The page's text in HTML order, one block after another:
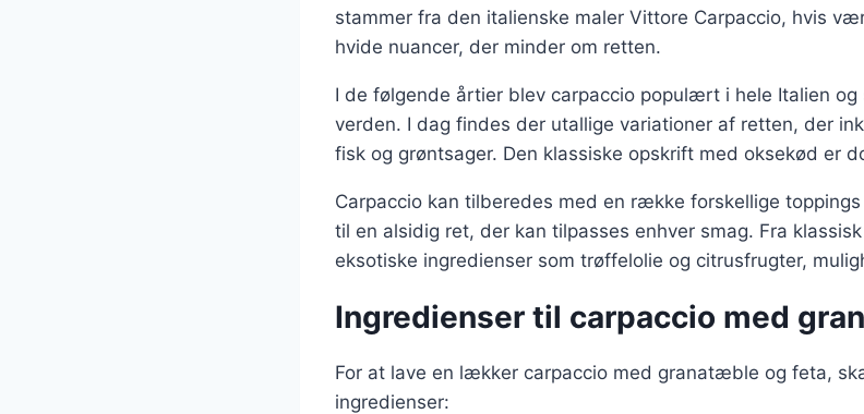
stammer fra den italienske maler Vittore Carpaccio, hvis
hvide nuancer, der minder om retten.
I de følgende årtier blev carpaccio populært i hele Italien
verden. I dag findes der utallige variationer af retten, der
fisk og grøntsager. Den klassiske opskrift med oksekød er
Carpaccio kan tilberedes med en række forskellige
til en alsidig ret, der kan tilpasses enhver smag. Fra
eksotiske ingredienser som trøffelolie og citrusfrugter,
Ingredienser til carpaccio med
For at lave en lækker carpaccio med granatæble og feta,
ingredienser: